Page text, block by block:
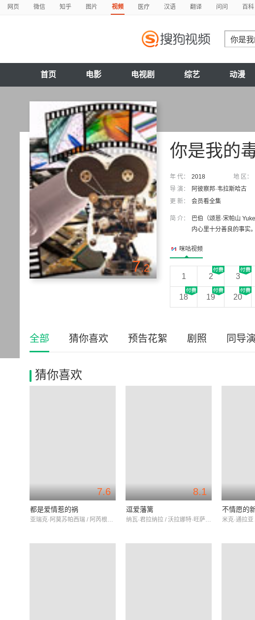
网页 微信 知乎 图片 视频 医疗 汉语 翻译 问问 百科
首页 电影 电视剧 综艺 动漫
7.2
你是我的
年 代： 2018 地 区：
导 演：
阿彼察邦·韦拉斯哈古
更 新：
会员看全集
简 介：
巴伯（颂恩·宋帕山
内心里十分善良的事实
咪咕视频
1 2 3
18 19 20
全部 猜你喜欢 预告花絮 剧照 同导
猜你喜欢
7.6
都是爱情惹的祸
亚瑞克·阿莫苏帕西瑞 / 阿芮根妲·马哈乐沙空 / 娜达帕颂·西玛蒂恩
8.1
逗爱藩篱
纳瓦·君拉纳拉 / 沃拉娜特·旺萨莞 / 娜塔帕特·薇帕坤塔库
不情愿的